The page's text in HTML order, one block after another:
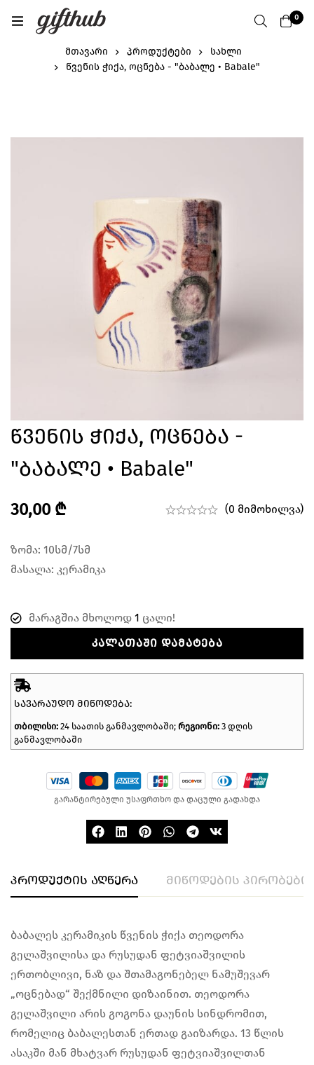
0
მთავარი პროდუქტები
სახლი
წვენის ჭიქა, ოცნება - "ბაბალე • Babale"
Წვენის Ჭიქა, Ოცნება -
"ბაბალე • Babale"
30,00 ₾ (0 მიმოხილვა)
ზომა: 10სმ/7სმ
მასალა: კერამიკა
მარაგშია მხოლოდ 1 ცალი!
ᲙᲐᲚᲐᲗᲐᲨᲘ ᲓᲐᲛᲐᲢᲔᲑᲐ
ᲡᲐᲕᲐᲠᲐᲣᲓᲝ ᲛᲘᲬᲝᲓᲔᲑᲐ:
თბილისი: 24 საათის განმავლობაში; რეგიონი: 3 დღის
განმავლობაში
გარანტირებული უსაფრთხო და დაცული გადახდა
პროდუქტის აღწერა მიწოდების პირობები
ბაბალეს კერამიკის წვენის ჭიქა თეოდორა
გელაშვილისა და რუსუდან ფეტვიაშვილის
ერთობლივი, ნაზ და შთამაგონებელ ნამუშევარ
„ოცნებად“ შექმნილი დიზაინით. თეოდორა
გელაშვილი არის გოგონა დაუნის სინდრომით,
რომელიც ბაბალესთან ერთად გაიზარდა. 13 წლის
ასაკში მან მხატვარ რუსუდან ფეტვიაშვილთან